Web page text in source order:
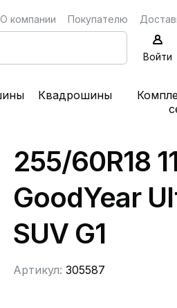
О компании Покупателю
Войти
Квадрошины
255/60R18
GoodYear
SUV G1
Артикул: 305587